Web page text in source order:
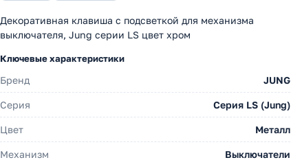
Декоративная клавиша с подсветкой для механизма
выключателя, Jung серии LS цвет хром
Ключевые характеристики
Бренд JUNG
Серия Серия LS (Jung)
Цвет Металл
Механизм Выключатели